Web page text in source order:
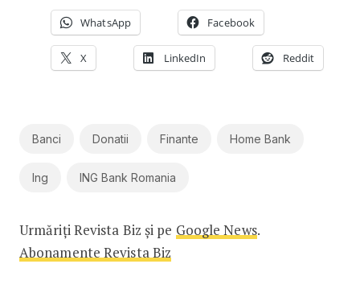
WhatsApp Facebook
X LinkedIn Reddit
Banci Donatii Finante Home Bank
Ing ING Bank Romania
Urmăriți Revista Biz și pe Google News.
Abonamente Revista Biz